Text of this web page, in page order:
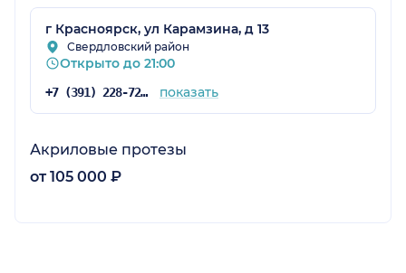
г Красноярск, ул Карамзина, д 13
Свердловский район
Открыто до 21:00
+7 (391) 228-72-76 показать
Акриловые протезы
от 105 000 ₽